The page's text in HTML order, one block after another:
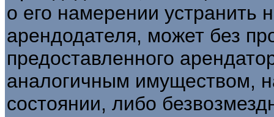
о его намерении устранить
арендодателя, может без
предоставленного
аналогичным имуществом,
состоянии, либо